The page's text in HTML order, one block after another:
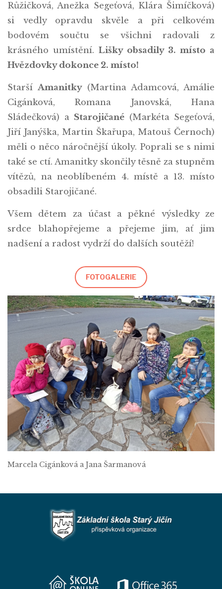
Růžičková, Anežka Segeťová, Klára Šimíčková)
si vedly opravdu skvěle a při celkovém
bodovém součtu se všichni radovali z
krásného umístění. Lišky obsadily 3. místo a
Hvězdovky dokonce 2. místo!
Starší Amanitky (Martina Adamcová, Amálie
Cigánková, Romana Janovská, Hana
Sládečková) a Starojičané (Markéta Segeťová,
Jiří Janýška, Martin Škařupa, Matouš Černoch)
měli o něco náročnější úkoly. Poprali se s nimi
také se ctí. Amanitky skončily těsně za stupněm
vítězů, na neoblíbeném 4. místě a 13. místo
obsadili Starojičané.
Všem dětem za účast a pěkné výsledky ze
srdce blahopřejeme a přejeme jim, ať jim
nadšení a radost vydrží do dalších soutěží!
FOTOGALERIE
Marcela Cigánková a Jana Šarmanová